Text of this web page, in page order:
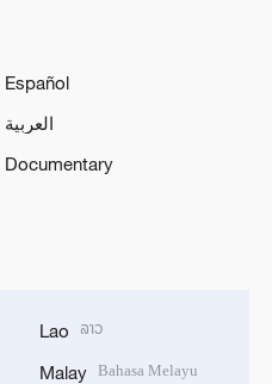
Español
العربية
Documentary
Lao ລາວ
Malay Bahasa Melayu